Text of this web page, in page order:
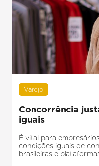
Varejo
Concorrência
iguais
É vital para
condições iguais de
brasileiras e